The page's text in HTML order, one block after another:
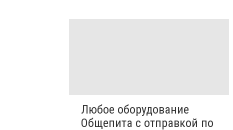
Любое оборудование
Общепита с отправкой по